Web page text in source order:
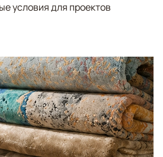
условия для проектов